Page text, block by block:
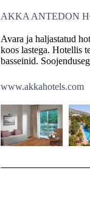
AKKA ANTEDON
Avara ja haljastatud
koos lastega. Hotellis
basseinid.
www.akkahotels.com